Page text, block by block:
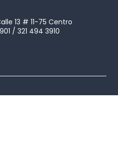
13 # 11-75 Centro
/ 321 494 3910